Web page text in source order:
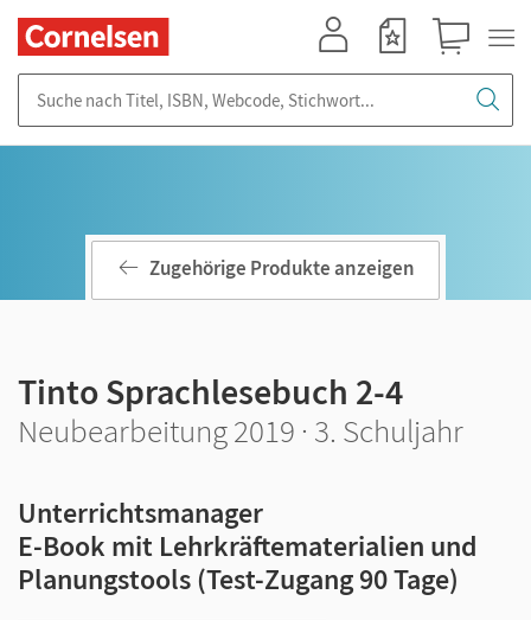
Zugehörige Produkte anzeigen
Tinto Sprachlesebuch 2-4
Neubearbeitung 2019 · 3. Schuljahr
Unterrichtsmanager
E-Book mit Lehrkräftematerialien und
Planungstools (Test-Zugang 90 Tage)